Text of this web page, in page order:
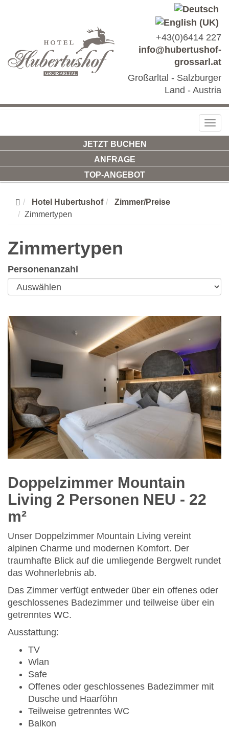
+43(0)6414 227
info@hubertushof-
grossarl.at
Großarltal - Salzburger
Land - Austria
JETZT BUCHEN
ANFRAGE
TOP-ANGEBOT
Hotel Hubertushof
Zimmer/Preise
Zimmertypen
Zimmertypen
Personenanzahl
Doppelzimmer Mountain
Living 2 Personen NEU - 22
m²
Unser Doppelzimmer Mountain Living vereint
alpinen Charme und modernen Komfort. Der
traumhafte Blick auf die umliegende Bergwelt rundet
das Wohnerlebnis ab.
Das Zimmer verfügt entweder über ein offenes oder
geschlossenes Badezimmer und teilweise über ein
getrenntes WC.
Ausstattung:
TV
Wlan
Safe
Offenes oder geschlossenes Badezimmer mit
Dusche und Haarföhn
Teilweise getrenntes WC
Balkon